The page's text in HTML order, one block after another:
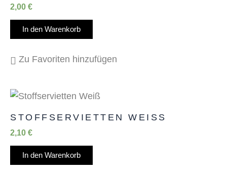
2,00 €
In den Warenkorb
Zu Favoriten hinzufügen
STOFFSERVIETTEN WEISS
2,10 €
In den Warenkorb